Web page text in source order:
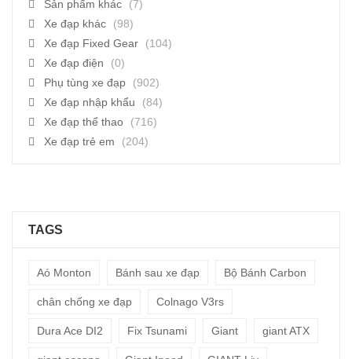
Sản phẩm khác
(7)
Xe đạp khác
(98)
Xe đạp Fixed Gear
(104)
Xe đạp điện
(0)
Phụ tùng xe đạp
(902)
Xe đạp nhập khẩu
(84)
Xe đạp thể thao
(716)
Xe đạp trẻ em
(204)
TAGS
Aó Monton Bánh sau xe đạp Bộ Bánh Carbon
chân chống xe đạp Colnago V3rs
Dura Ace DI2 Fix Tsunami Giant giant ATX